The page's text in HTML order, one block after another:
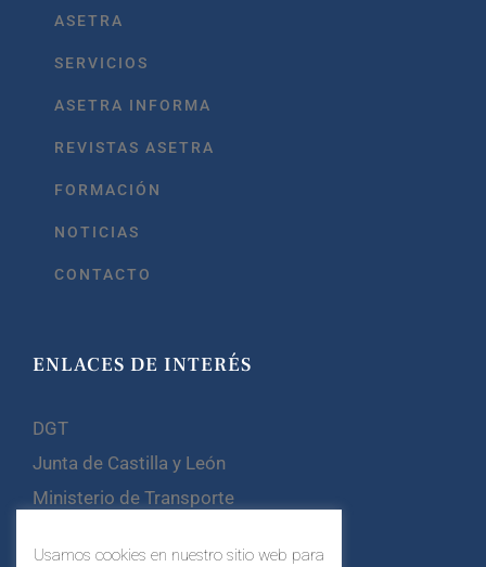
ASETRA
SERVICIOS
ASETRA INFORMA
REVISTAS ASETRA
FORMACIÓN
NOTICIAS
CONTACTO
ENLACES DE INTERÉS
DGT
Junta de Castilla y León
Ministerio de Transporte
Usamos cookies en nuestro sitio web para